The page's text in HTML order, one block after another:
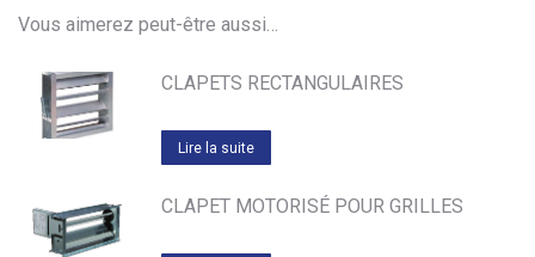
Vous aimerez peut-être aussi…
CLAPETS RECTANGULAIRES
Lire la suite
CLAPET MOTORISÉ POUR GRILLES